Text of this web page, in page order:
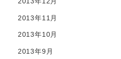
2013年11月
2013年10月
2013年9月